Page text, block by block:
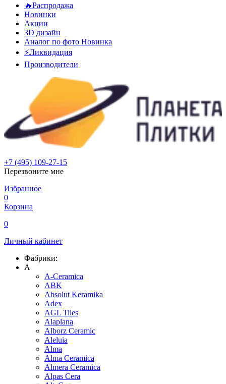
🔥Распродажа
Новинки
Акции
3D дизайн
Аналог по фото Новинка
⚡Ликвидация
Производители
+7 (495) 109-27-15
Перезвоните мне
Избранное
0
Корзина
0
Личный кабинет
Фабрики:
A
A-Ceramica
ABK
Absolut Keramika
Adex
AGL Tiles
Alaplana
Alborz Ceramic
Aleluia
Alma
Alma Ceramica
Almera Ceramica
Alpas Cera